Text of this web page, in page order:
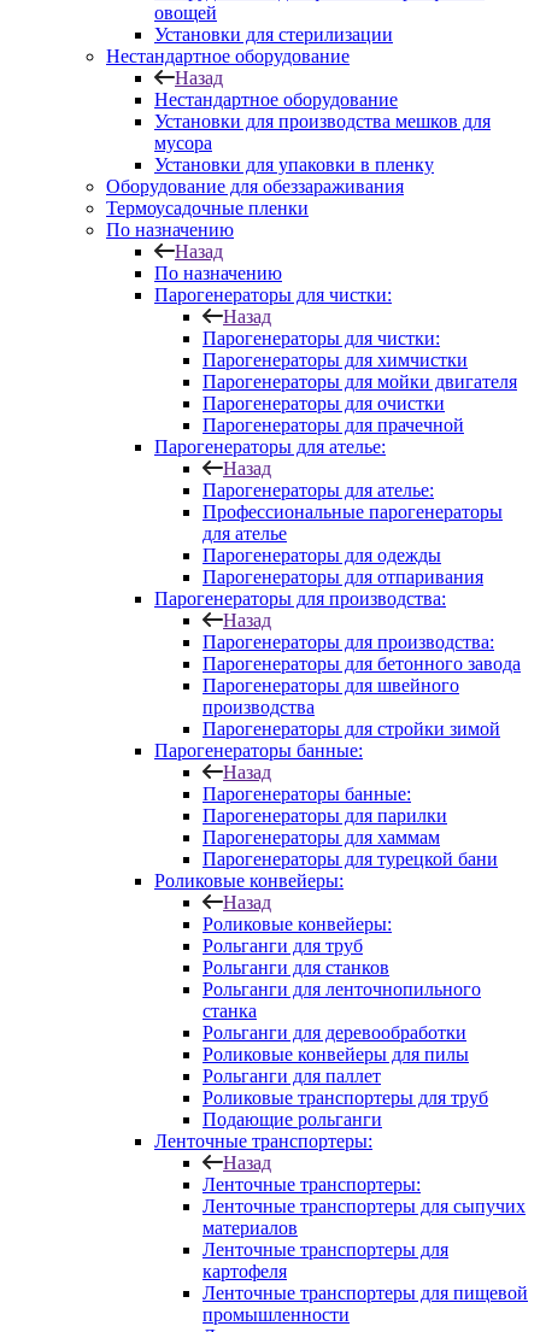
овощей
Установки для стерилизации
Нестандартное оборудование
Назад
Нестандартное оборудование
Установки для производства мешков для
мусора
Установки для упаковки в пленку
Оборудование для обеззараживания
Термоусадочные пленки
По назначению
Назад
По назначению
Парогенераторы для чистки:
Назад
Парогенераторы для чистки:
Парогенераторы для химчистки
Парогенераторы для мойки двигателя
Парогенераторы для очистки
Парогенераторы для прачечной
Парогенераторы для ателье:
Назад
Парогенераторы для ателье:
Профессиональные парогенераторы
для ателье
Парогенераторы для одежды
Парогенераторы для отпаривания
Парогенераторы для производства:
Назад
Парогенераторы для производства:
Парогенераторы для бетонного завода
Парогенераторы для швейного
производства
Парогенераторы для стройки зимой
Парогенераторы банные:
Назад
Парогенераторы банные:
Парогенераторы для парилки
Парогенераторы для хаммам
Парогенераторы для турецкой бани
Роликовые конвейеры:
Назад
Роликовые конвейеры:
Рольганги для труб
Рольганги для станков
Рольганги для ленточнопильного
станка
Рольганги для деревообработки
Роликовые конвейеры для пилы
Рольганги для паллет
Роликовые транспортеры для труб
Подающие рольганги
Ленточные транспортеры:
Назад
Ленточные транспортеры:
Ленточные транспортеры для сыпучих
материалов
Ленточные транспортеры для
картофеля
Ленточные транспортеры для пищевой
промышленности